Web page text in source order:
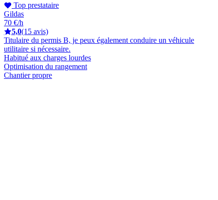
Top prestataire
Gildas
70 €/h
5,0(15 avis)
Titulaire du permis B, je peux également conduire un véhicule
utilitaire si nécessaire.
Habitué aux charges lourdes
Optimisation du rangement
Chantier propre